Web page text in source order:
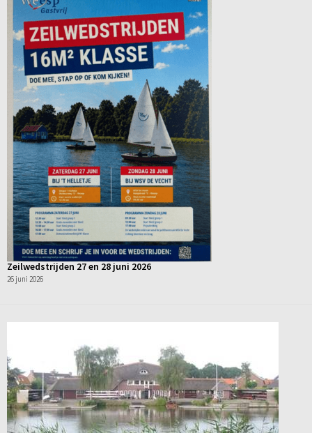
Zeilwedstrijden 27 en 28 juni 2026
26 juni 2026